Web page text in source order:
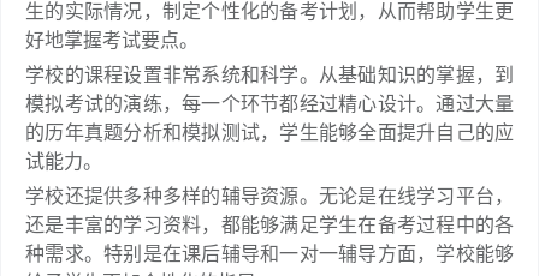
生的实际情况，制定个性化的备考计划，从而帮助学生更
好地掌握考试要点。
学校的课程设置非常系统和科学。从基础知识的掌握，到
模拟考试的演练，每一个环节都经过精心设计。通过大量
的历年真题分析和模拟测试，学生能够全面提升自己的应
试能力。
学校还提供多种多样的辅导资源。无论是在线学习平台，
还是丰富的学习资料，都能够满足学生在备考过程中的各
种需求。特别是在课后辅导和一对一辅导方面，学校能够